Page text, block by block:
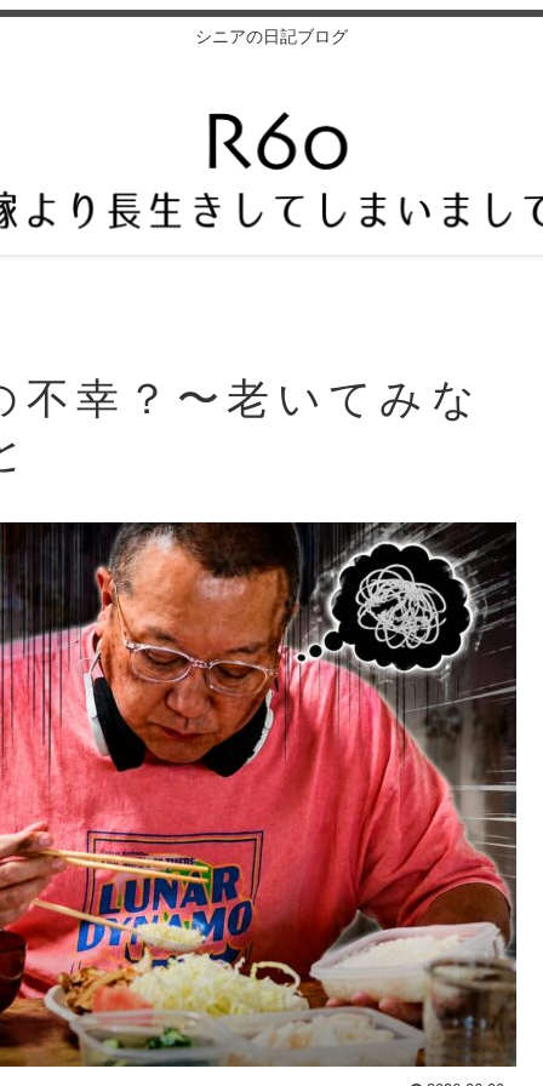
シニアの日記ブログ
不幸？〜老いてみな